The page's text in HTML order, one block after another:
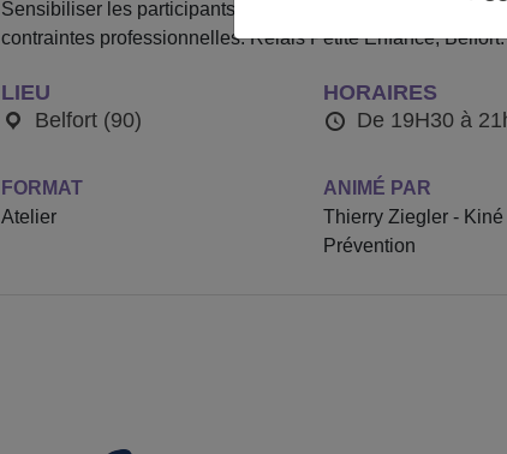
Sensibiliser les participants aux facteurs de risque et aux
contraintes professionnelles. Relais Petite Enfance, Belfort.
LIEU
Belfort (90)
HORAIRES
De 19H30 à
FORMAT
Atelier
ANIMÉ PAR
Thierry Ziegler - Kiné
Prévention